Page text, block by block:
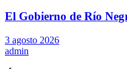
El Gobierno de Río
3 agosto 2026
admin